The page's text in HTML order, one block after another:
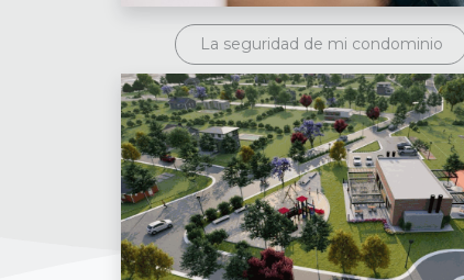
La seguridad de mi condominio